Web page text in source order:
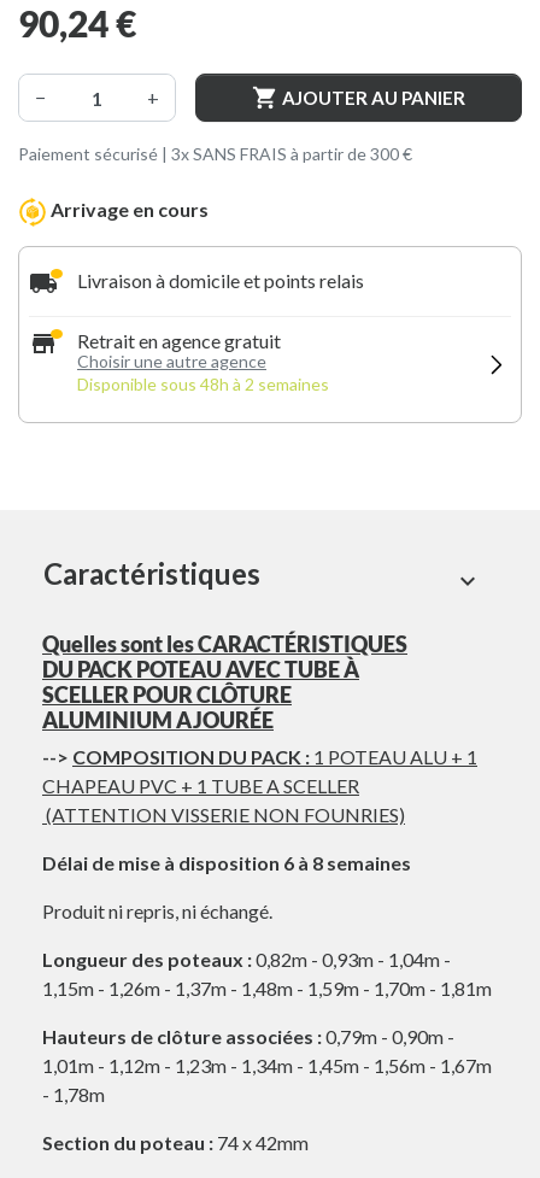
90,24 €
− +  AJOUTER AU PANIER
Paiement sécurisé | 3x SANS FRAIS à partir de 300 €
Arrivage en cours
local_shipping Livraison à domicile et points relais
store Retrait en agence gratuit
Choisir une autre agence
Disponible sous 48h à 2 semaines
Caractéristiques expand_more
Quelles sont les CARACTÉRISTIQUES
DU PACK POTEAU AVEC TUBE À
SCELLER POUR CLÔTURE
ALUMINIUM AJOURÉE
--> COMPOSITION DU PACK : 1 POTEAU ALU + 1
CHAPEAU PVC + 1 TUBE A SCELLER
(ATTENTION VISSERIE NON FOUNRIES)
Délai de mise à disposition 6 à 8 semaines
Produit ni repris, ni échangé.
Longueur des poteaux :0,82m - 0,93m - 1,04m -
1,15m - 1,26m - 1,37m - 1,48m - 1,59m - 1,70m - 1,81m
Hauteurs de clôture associées :0,79m - 0,90m -
1,01m - 1,12m - 1,23m - 1,34m - 1,45m - 1,56m - 1,67m
- 1,78m
Section du poteau : 74 x 42mm